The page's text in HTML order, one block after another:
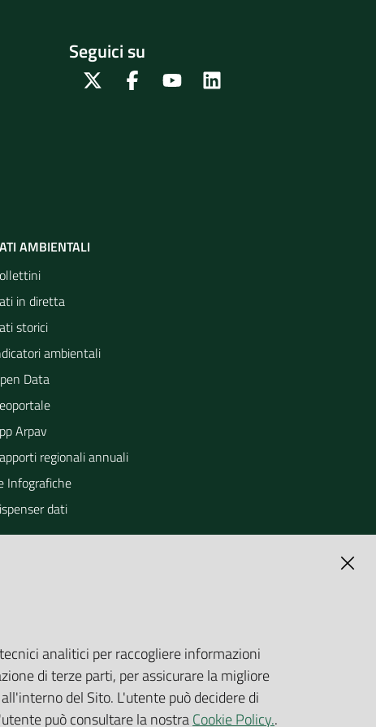
Seguici su
Twitter FacebookYoutube
AMBIENTALI
in diretta
storici
ambientali
Data
Arpav
regionali annuali
Infografiche
dati
analitici per raccogliere informazioni
di terze parti, per assicurare la migliore
del Sito. L'utente può decidere di
può consultare la nostraCookie Policy..